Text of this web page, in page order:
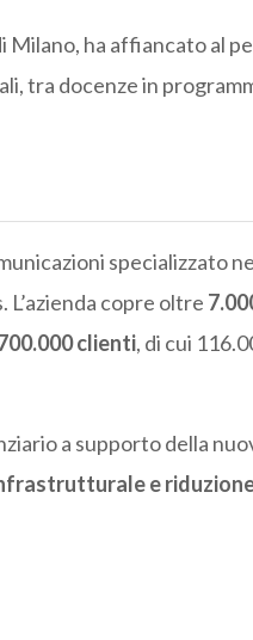
Milano, ha affiancato al
tra docenze in
specializzato
copre oltre
clienti, di cui
a supporto della
e